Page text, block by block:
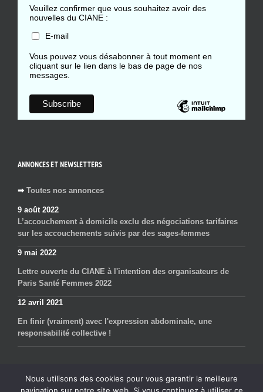
Veuillez confirmer que vous souhaitez avoir des
nouvelles du CIANE :
E-mail
Vous pouvez vous désabonner à tout moment en
cliquant sur le lien dans le bas de page de nos
messages.
ANNONCES ET NEWSLETTERS
➡ Toutes nos annonces
9 août 2022
L’accouchement à domicile exclu des négociations tarifaires
sur les accouchements suivis par des sages-femmes
9 mai 2022
Lettre ouverte du CIANE à l'intention des organisateurs de
Paris Santé Femmes 2022
12 avril 2021
En finir (vraiment) avec l'expression abdominale, une
responsabilité collective !
Nous utilisons des cookies pour vous garantir la meilleure